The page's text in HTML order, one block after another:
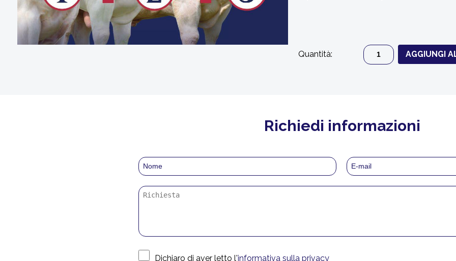
Quantità: AGGIUNGI
Richiedi informazioni
Dichiaro di aver letto l'informativa sulla privacy